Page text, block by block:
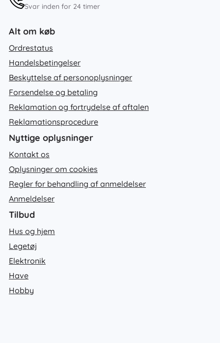
Svar inden for 24 timer
Alt om køb
Ordrestatus
Handelsbetingelser
Beskyttelse af personoplysninger
Forsendelse og betaling
Reklamation og fortrydelse af aftalen
Reklamationsprocedure
Nyttige oplysninger
Kontakt os
Oplysninger om cookies
Regler for behandling af anmeldelser
Anmeldelser
Tilbud
Hus og hjem
Legetøj
Elektronik
Have
Hobby